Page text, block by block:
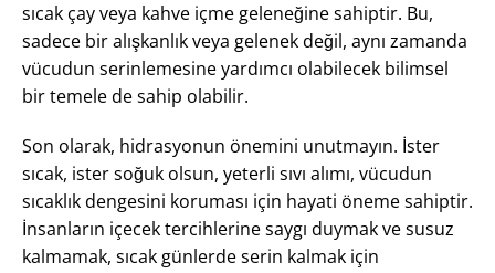
sıcak çay veya kahve içme geleneğine sahiptir. Bu,
sadece bir alışkanlık veya gelenek değil, aynı zamanda
vücudun serinlemesine yardımcı olabilecek bilimsel
bir temele de sahip olabilir.
Son olarak, hidrasyonun önemini unutmayın. İster
sıcak, ister soğuk olsun, yeterli sıvı alımı, vücudun
sıcaklık dengesini koruması için hayati öneme sahiptir.
İnsanların içecek tercihlerine saygı duymak ve susuz
kalmamak, sıcak günlerde serin kalmak için